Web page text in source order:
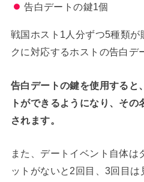
告白デートの鍵1個
戦国ホスト1人分ずつ5種類が
クに対応するホストの告白デ
告白デートの鍵を使用すると
トができるようになり、そ
されます。
また、デートイベント自体は
ットがないと2回目、3回目は